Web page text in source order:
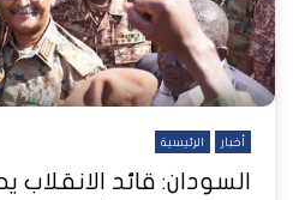
أخبار الرئيسية
السودان: قائد الانقلاب